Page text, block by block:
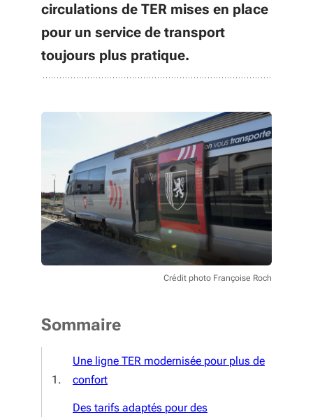
circulations de TER mises en place
pour un service de transport
toujours plus pratique.
Crédit photo Françoise Roch
Sommaire
Une ligne TER modernisée pour plus de
confort
Des tarifs adaptés pour des